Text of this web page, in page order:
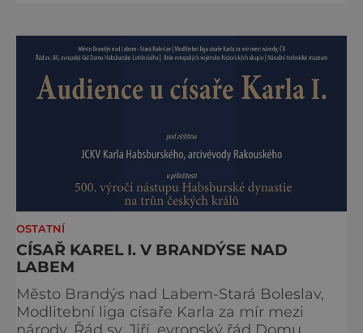
pohled mohlo zdát. Která místa jsou tedy
spojena s kouzly a nadpřirozenem? Turistika
na koštěti Když temnou noc
OSTATNÍ
CÍSAŘ KAREL I. V BRANDÝSE NAD
LABEM
Město Brandýs nad Labem-Stará Boleslav,
Modlitební liga císaře Karla za mír mezi
národy, Řád sv. Jiří, evropský řád Domu